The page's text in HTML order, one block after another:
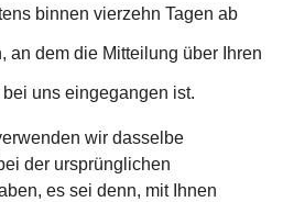
binnen vierzehn Tagen ab
an dem die Mitteilung über Ihren
uns eingegangen ist.
wir dasselbe
der ursprünglichen
es sei denn, mit Ihnen